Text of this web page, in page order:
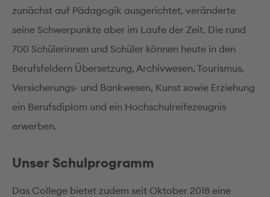
zunächst auf Pädagogik ausgerichtet, veränderte
seine Schwerpunkte aber im Laufe der Zeit. Die rund
700 Schülerinnen und Schüler können heute in den
Berufsfeldern Übersetzung, Archivwesen, Tourismus,
Versicherungs- und Bankwesen, Kunst sowie Erziehung
ein Berufsdiplom und ein Hochschulreifezeugnis
erwerben.
Unser Schulprogramm
Das College bietet zudem seit Oktober 2018 eine